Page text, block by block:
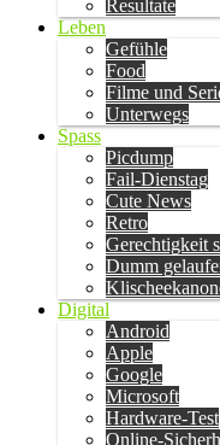
Resultate
Leben
Gefühle
Food
Filme und
Unterwegs
Spass
Picdump
Fail-Dienstag
Cute News
Retro
Gerechtigkeit
Dumm
Digital
Android
Apple
Google
Microsoft
Hardware-Test
Online-